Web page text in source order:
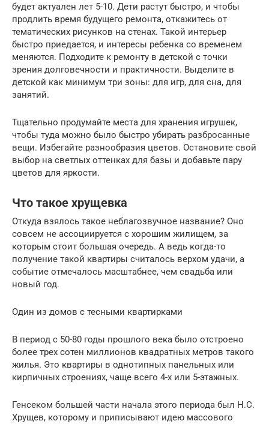
будет актуален лет 5-10. Дети растут быстро, и чтобы
продлить время будущего ремонта, откажитесь от
тематических рисунков на стенах. Такой интерьер
быстро приедается, и интересы ребенка со временем
меняются. Подходите к ремонту в детской с точки
зрения долговечности и практичности. Выделите в
детской как минимум три зоны: для игр, для сна, для
занятий.
Тщательно продумайте места для хранения игрушек,
чтобы туда можно было быстро убирать разбросанные
вещи. Избегайте разнообразия цветов. Остановите свой
выбор на светлых оттенках для базы и добавьте пару
цветов для яркости.
Что такое хрущевка
Откуда взялось такое неблагозвучное название? Оно
совсем не ассоциируется с хорошим жилищем, за
которым стоит большая очередь. А ведь когда-то
получение такой квартиры считалось верхом удачи, а
событие отмечалось масштабнее, чем свадьба или
новый год.
Один из домов с тесными квартирками
В период с 50-80 годы прошлого века было отстроено
более трех сотен миллионов квадратных метров такого
жилья. Это квартиры в однотипных панельных или
кирпичных строениях, чаще всего 4-х или 5-этажных.
Генсеком большей части начала этого периода был Н.С.
Хрущев, которому и приписывают идею массового